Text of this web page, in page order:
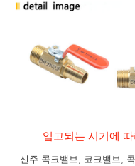
입고되는 시기에
신주 콕크밸브, 코크밸브,